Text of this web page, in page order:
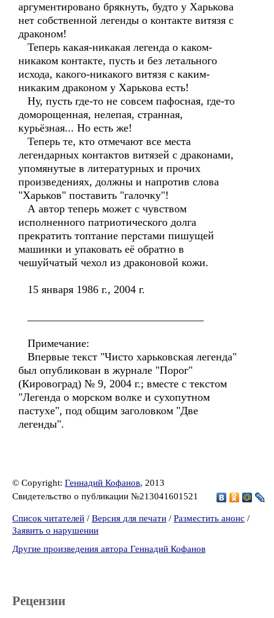
аргументировано брякнуть, будто у Харькова
нет собственной легенды о контакте витязя с
драконом!
Теперь какая-никакая легенда о каком-
никаком контакте, пусть и без летального
исхода, какого-никакого витязя с каким-
никаким драконом у Харькова есть!
Ну, пусть где-то не совсем пафосная, где-то
доморощенная, нелепая, странная,
курьёзная... Но есть же!
Теперь те, кто отмечают все места
легендарных контактов витязей с драконами,
упомянутые в литературных и прочих
произведениях, должны и напротив слова
"Харьков" поставить "галочку"!
А автор теперь может с чувством
исполненного патриотического долга
прекратить топтание перстами пишущей
машинки и упаковать её обратно в
чешуйчатый чехол из драконовой кожи.
15 января 1986 г., 2004 г.
Примечание:
Впервые текст "Чисто харьковская легенда"
был опубликован в журнале "Порог"
(Кировоград) № 9, 2004 г.; вместе с текстом
"Легенда о морском волке и сухопутном
пастухе", под общим заголовком "Две
легенды".
© Copyright: Геннадий Кофанов, 2013
Свидетельство о публикации №213041601521
Список читателей / Версия для печати / Разместить анонс /
Заявить о нарушении
Другие произведения автора Геннадий Кофанов
Рецензии